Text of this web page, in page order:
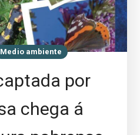
Medio ambiente
por
chega á